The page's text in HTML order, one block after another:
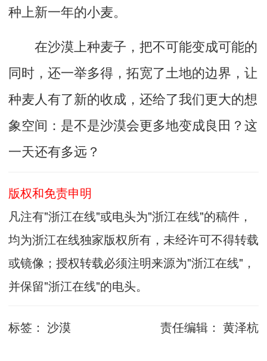
种上新一年的小麦。
在沙漠上种麦子，把不可能变成可能的
同时，还一举多得，拓宽了土地的边界，让
种麦人有了新的收成，还给了我们更大的想
象空间：是不是沙漠会更多地变成良田？这
一天还有多远？
版权和免责申明
凡注有"浙江在线"或电头为"浙江在线"的稿件，
均为浙江在线独家版权所有，未经许可不得转载
或镜像；授权转载必须注明来源为"浙江在线"，
并保留"浙江在线"的电头。
标签： 沙漠 责任编辑： 黄泽杭